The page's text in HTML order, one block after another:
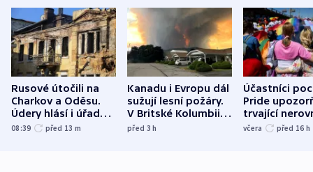
Rusové útočili na
Charkov a Oděsu.
Údery hlásí i úřady v
Bělgorodu
08:39 před 13 m
Kanadu i Evropu dál
sužují lesní požáry.
V Britské Kolumbii
evakuovali tisíce lidí
před 3h
Účastníci
Pride
trvající
včera před 16 h